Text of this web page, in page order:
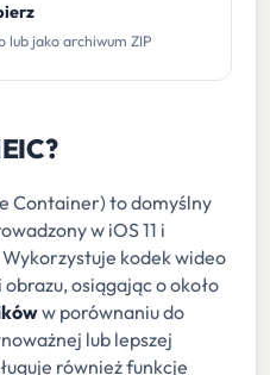
lub jako archiwum ZIP
Container) to domyślny
w iOS 11 i
kodek wideo
osiągając o około
w porównaniu do
lub lepszej
również funkcje